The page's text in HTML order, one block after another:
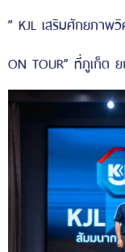
” KJL เสริมศักยภาพ
ON TOUR” ที่ภูเก็ต